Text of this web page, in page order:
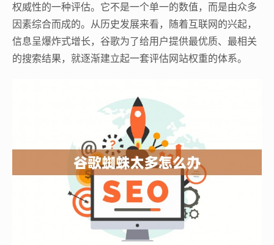
权威性的一种评估。它不是一个单一的数值，而是由众多
因素综合而成的。从历史发展来看，随着互联网的兴起，
信息呈爆炸式增长，谷歌为了给用户提供最优质、最相关
的搜索结果，就逐渐建立起一套评估网站权重的体系。